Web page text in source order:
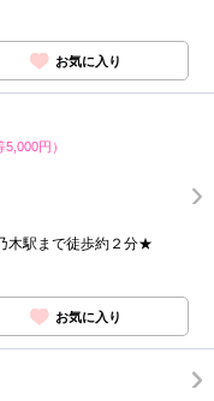
お気に入り
5,000円）
駅まで徒歩約２分★
お気に入り